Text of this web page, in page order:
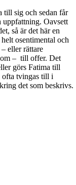
till sig och sedan får
uppfattning. Oavsett
så är det här en
osentimental och
eller rättare
om – till offer. Det
görs Fatima till
ofta tvingas till i
det som beskrivs.